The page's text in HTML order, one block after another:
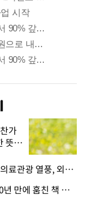
가
뜻밖
· "저렴하고 빠르다"…한국 의료관광 열풍, 외신도 주목
· '사과 편지와 100달러'…40년 만에 훔친 책 돌려준 美 절도범